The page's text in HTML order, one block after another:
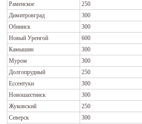
Раменское
250
Димитровград
300
Обнинск
300
Новый Уренгой
600
Камышин
300
Муром
300
Долгопрудный
250
Ессентуки
300
Новошахтинск
300
Жуковский
250
Северск
300